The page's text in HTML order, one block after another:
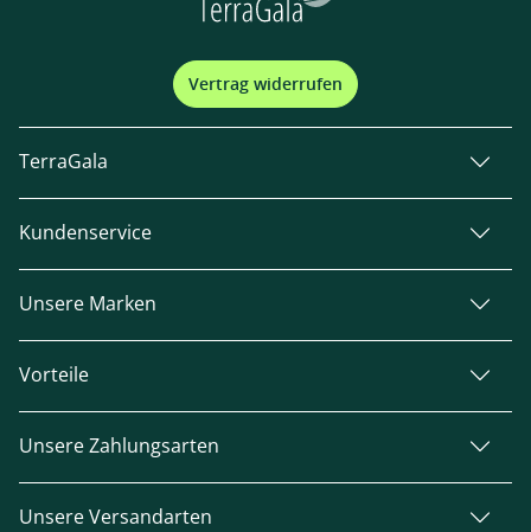
Vertrag widerrufen
TerraGala
Kundenservice
Unsere Marken
Vorteile
Unsere Zahlungsarten
Unsere Versandarten